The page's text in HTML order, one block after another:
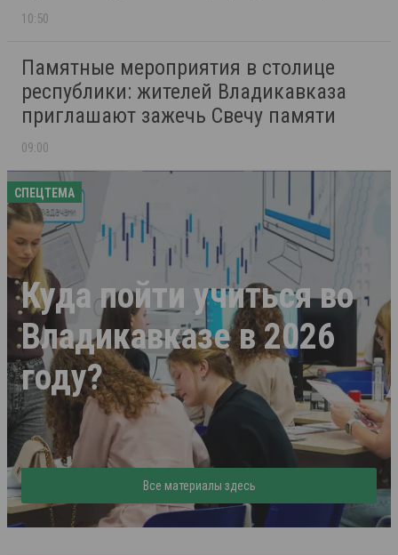
10:50
Памятные мероприятия в столице
республики: жителей Владикавказа
приглашают зажечь Свечу памяти
09:00
СПЕЦТЕМА
Куда пойти учиться во
Владикавказе в 2026
году?
Все материалы здесь